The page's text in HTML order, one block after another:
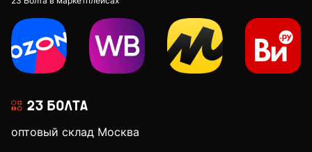
оптовый склад Москва